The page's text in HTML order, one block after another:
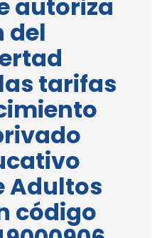
autoriza
del
tarifas
Adultos
código